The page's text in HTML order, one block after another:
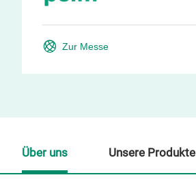
Zur Messe
Über uns Unsere Produkte